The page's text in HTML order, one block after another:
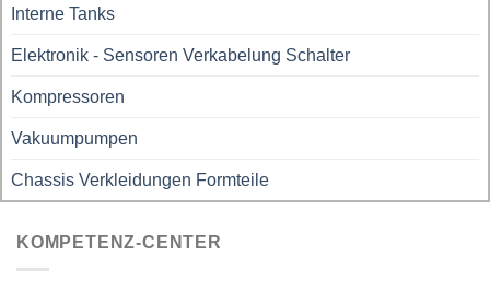
Interne Tanks
Elektronik - Sensoren Verkabelung Schalter
Kompressoren
Vakuumpumpen
Chassis Verkleidungen Formteile
KOMPETENZ-CENTER